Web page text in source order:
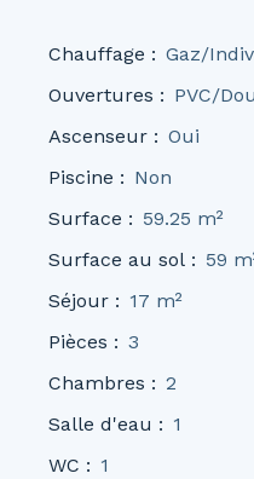
Chauffage : Gaz/
Ouvertures : PVC/
Ascenseur : Oui
Piscine : Non
Surface : 59.25 m²
Surface au sol : 59
Séjour : 17 m²
Pièces : 3
Chambres : 2
Salle d'eau : 1
WC : 1